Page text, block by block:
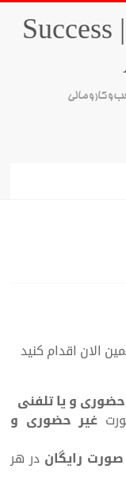
آکادمی موفقیت | Success
و کار و مالی
الان اقدام کنید
حضوری و یا تلفنی
غیر حضوری و
رایگان در هر